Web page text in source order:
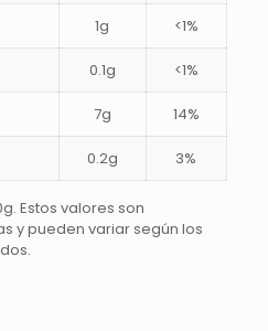
1g <1%
0.1g <1%
7g 14%
0.2g 3%
Estos valores son
y pueden variar según los